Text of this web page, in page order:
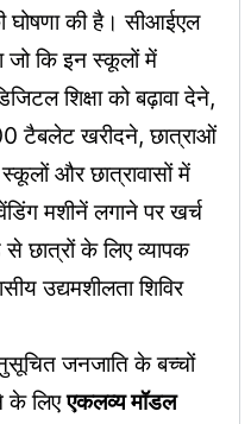
घोषणा की है। सीआईएल
जो कि इन स्कूलों में
शिक्षा को बढ़ावा देने,
टैबलेट खरीदने, छात्राओं
और छात्रावासों में
मशीनें लगाने पर खर्च
छात्रों के लिए व्यापक
उद्यमशीलता शिविर
जनजाति के बच्चों
के लिएएकलव्य मॉडल